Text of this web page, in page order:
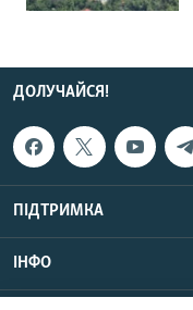
ДОЛУЧАЙСЯ!
ПІДТРИМКА
ІНФО